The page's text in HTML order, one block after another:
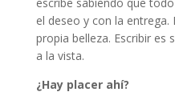
el deseo y con la entrega.
propia belleza. Escribir es
a la vista.
¿Hay placer ahí?